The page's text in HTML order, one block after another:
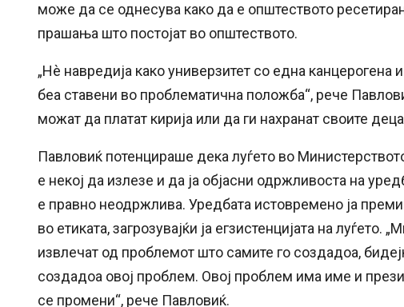
може да се однесува како да е општеството
прашања што постојат во општеството.
„Нè навредија како универзитет со една канцерогена
беа ставени во проблематична положба“, рече
можат да платат кирија или да ги нахранат своите
Павловиќ потенцираше дека луѓето во
е некој да излезе и да ја објасни одржливоста на
е правно неодржлива. Уредбата истовремено ја
во етиката, загрозувајќи ја егзистенцијата на
извлечат од проблемот што самите го создадоа,
создадоа овој проблем. Овој проблем има име и
се промени“, рече Павловиќ.